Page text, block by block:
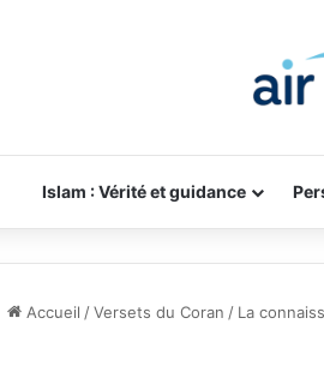
Islam : Vérité et guidance
Accueil /Versets du Coran / La